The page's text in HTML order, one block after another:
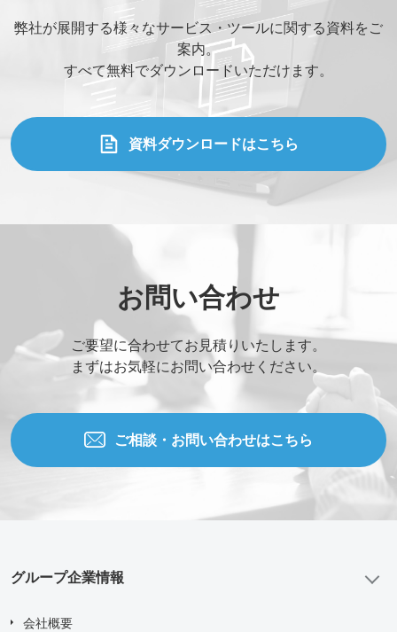
弊社が展開する様々なサービス・ツールに関する資料をご
案内。
すべて無料でダウンロードいただけます。
資料ダウンロードはこちら
お問い合わせ
ご要望に合わせてお見積りいたします。
まずはお気軽にお問い合わせください。
ご相談・お問い合わせはこちら
グループ企業情報
会社概要